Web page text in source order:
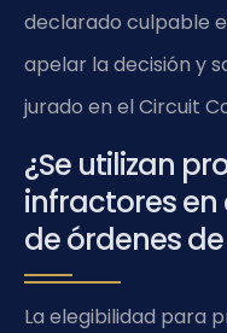
declarado culpable
apelar la decisión y
jurado en el Circuit
¿Se utilizan
infractores en
de órdenes
La elegibilidad para